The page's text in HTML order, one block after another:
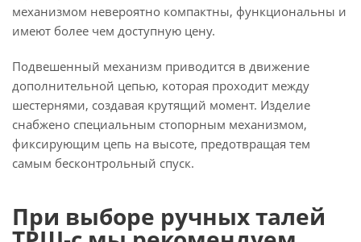
механизмом невероятно компактны, функциональны и
имеют более чем доступную цену.
Подвешенный механизм приводится в движение
дополнительной цепью, которая проходит между
шестернями, создавая крутящий момент. Изделие
снабжено специальным стопорным механизмом,
фиксирующим цепь на высоте, предотвращая тем
самым бесконтрольный спуск.
При выборе ручных талей